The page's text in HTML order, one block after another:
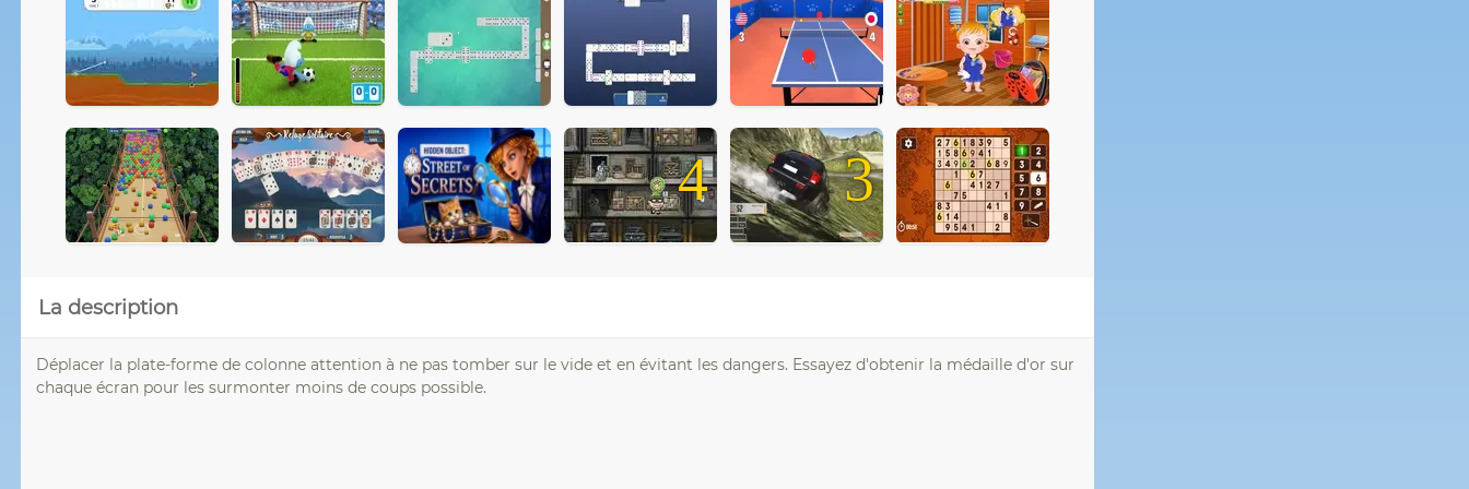
4 3
La description
Déplacer la plate-forme de colonne attention à ne pas tomber sur le vide et en évitant les dangers. Essayez d'obtenir la médaille d'or sur
chaque écran pour les surmonter moins de coups possible.